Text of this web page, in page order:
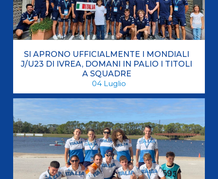
SI APRONO UFFICIALMENTE I MONDIALI
J/U23 DI IVREA, DOMANI IN PALIO I TITOLI
A SQUADRE
04 Luglio